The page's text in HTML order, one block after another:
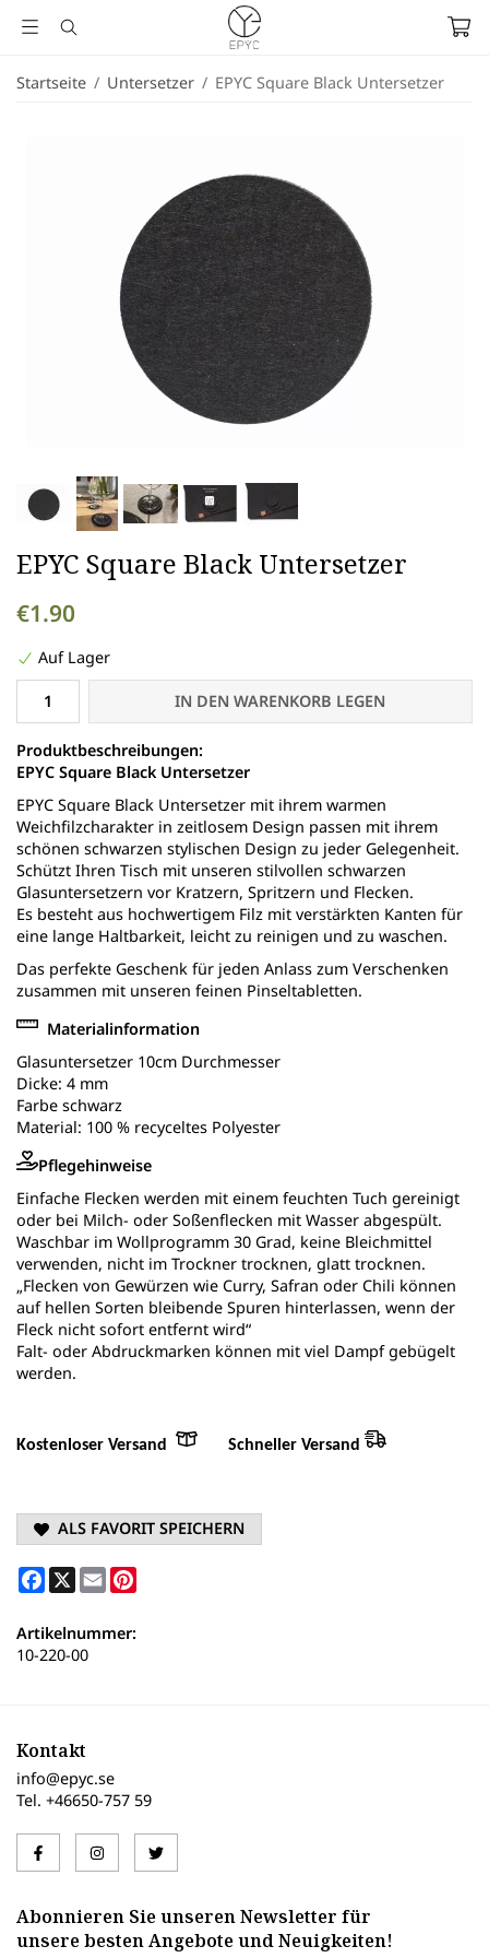
Startseite / Untersetzer / EPYC Square Black Untersetzer
EPYC Square Black Untersetzer
€1.90
Auf Lager
IN DEN WARENKORB LEGEN
Produktbeschreibungen:
EPYC Square Black Untersetzer
EPYC Square Black Untersetzer mit ihrem warmen
Weichfilzcharakter in zeitlosem Design passen mit ihrem
schönen schwarzen stylischen Design zu jeder Gelegenheit.
Schützt Ihren Tisch mit unseren stilvollen schwarzen
Glasuntersetzern vor Kratzern, Spritzern und Flecken.
Es besteht aus hochwertigem Filz mit verstärkten Kanten für
eine lange Haltbarkeit, leicht zu reinigen und zu waschen.
Das perfekte Geschenk für jeden Anlass zum Verschenken
zusammen mit unseren feinen Pinseltabletten.
Materialinformation
Glasuntersetzer 10cm Durchmesser
Dicke: 4 mm
Farbe schwarz
Material: 100 % recyceltes Polyester
Pflegehinweise
Einfache Flecken werden mit einem feuchten Tuch gereinigt
oder bei Milch- oder Soßenflecken mit Wasser abgespült.
Waschbar im Wollprogramm 30 Grad, keine Bleichmittel
verwenden, nicht im Trockner trocknen, glatt trocknen.
„Flecken von Gewürzen wie Curry, Safran oder Chili können
auf hellen Sorten bleibende Spuren hinterlassen, wenn der
Fleck nicht sofort entfernt wird“
Falt- oder Abdruckmarken können mit viel Dampf gebügelt
werden.
Kostenloser Versand Schneller Versand
ALS FAVORIT SPEICHERN
Facebook
X Email
Artikelnummer:
10-220-00
Kontakt
info@epyc.se
Tel. +46650-757 59
Abonnieren Sie unseren Newsletter für
unsere besten Angebote und Neuigkeiten!